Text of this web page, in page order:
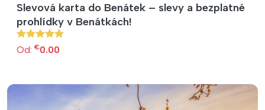
Slevová karta do Benátek – slevy a bezplatné
prohlídky v Benátkách!
Od: €0.00